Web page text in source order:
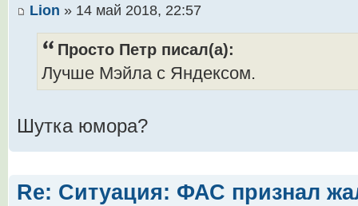
Lion » 14 май 2018, 22:57
Просто Петр писал(а):
Лучше Мэйла с Яндексом.
Шутка юмора?
Re: Ситуация: ФАС признал